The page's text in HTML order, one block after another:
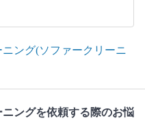
ング(ソファークリーニ
ングを依頼する際のお悩